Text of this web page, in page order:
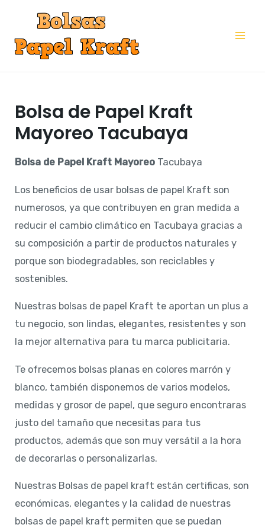
contenido
Bolsa de Papel Kraft
Mayoreo Tacubaya
Bolsa de Papel Kraft Mayoreo Tacubaya
Los beneficios de usar bolsas de papel Kraft son
numerosos, ya que contribuyen en gran medida a
reducir el cambio climático en Tacubaya gracias a
su composición a partir de productos naturales y
porque son biodegradables, son reciclables y
sostenibles.
Nuestras bolsas de papel Kraft te aportan un plus a
tu negocio, son lindas, elegantes, resistentes y son
la mejor alternativa para tu marca publicitaria.
Te ofrecemos bolsas planas en colores marrón y
blanco, también disponemos de varios modelos,
medidas y grosor de papel, que seguro encontraras
justo del tamaño que necesitas para tus
productos, además que son muy versátil a la hora
de decorarlas o personalizarlas.
Nuestras Bolsas de papel kraft están certificas, son
económicas, elegantes y la calidad de nuestras
bolsas de papel kraft permiten que se puedan